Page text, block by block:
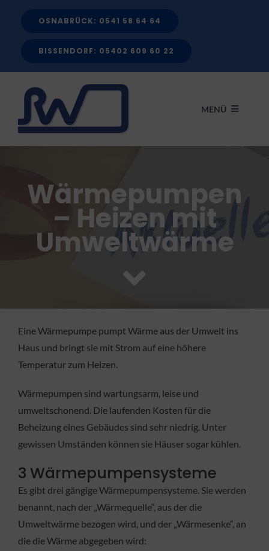
OSNABRÜCK: 0541 58 64 64
BISSENDORF: 05402 609 60 22
MENÜ
LEISTUNGEN
FÖRDERMITTEL
FACHBETRIEB
KONTAKT
Wärmepumpen
– Heizen mit
Umweltwärme
Eine Wärmepumpe pumpt Wärme aus der Umwelt ins
Haus und bringt sie mit Strom auf eine höhere
Temperatur zum Heizen.
Wärmepumpen sind wartungsarm, leise und
umweltschonend. Die laufenden Kosten für die
Beheizung eines Gebäudes sind sehr niedrig. Unter
gewissen Umständen können sie Häuser sogar kühlen.
3 Wärmepumpensysteme
Es gibt drei gängige Wärmepumpensysteme. Sie werden
benannt, nach der „Wärmequelle“, aus der die
Umweltwärme bezogen wird, und der „Wärmesenke“, an
die die Wärme abgegeben wird: